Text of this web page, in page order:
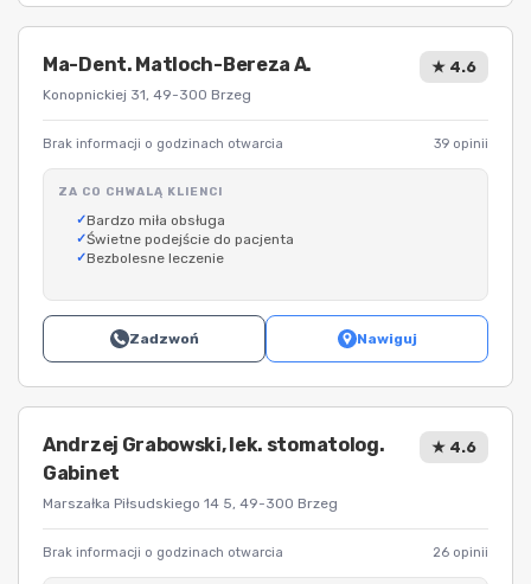
Ma-Dent. Matloch-Bereza A.
Konopnickiej 31, 49-300 Brzeg
★ 4.6
Brak informacji o godzinach otwarcia 39 opinii
ZA CO CHWALĄ KLIENCI
Bardzo miła obsługa
Świetne podejście do pacjenta
Bezbolesne leczenie
Zadzwoń Nawiguj
Andrzej Grabowski, lek. stomatolog.
Gabinet
Marszałka Piłsudskiego 14 5, 49-300 Brzeg
★ 4.6
Brak informacji o godzinach otwarcia 26 opinii